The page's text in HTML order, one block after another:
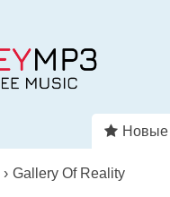
Новые
› Gallery Of Reality